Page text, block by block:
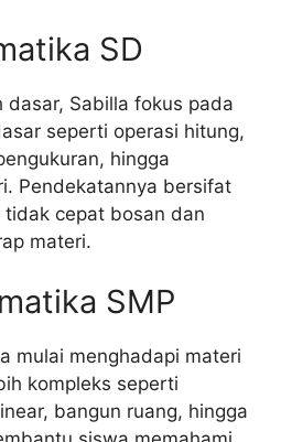
SD
dasar, Sabilla fokus pada
seperti operasi hitung,
hingga
Pendekatannya bersifat
cepat bosan dan
materi.
SMP
mulai menghadapi materi
kompleks seperti
bangun ruang, hingga